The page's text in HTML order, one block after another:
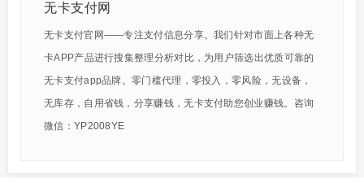
无卡支付网
无卡支付官网——专注支付信息分享。我们针对市面上各种无
卡APP产品进行搜集整理分析对比，为用户筛选出优质可靠的
无卡支付app品牌。零门槛代理，零投入，零风险，无设备，
无库存，自用省钱，分享赚钱，无卡支付助您创业赚钱。咨询
微信：YP2008YE